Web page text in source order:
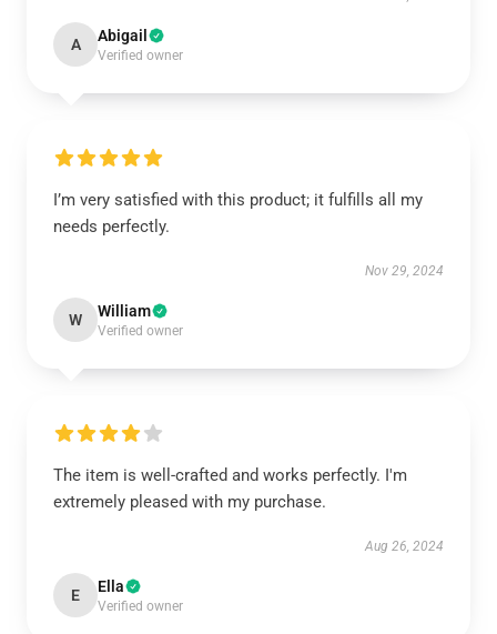
A Abigail
Verified owner
I’m very satisfied with this product; it fulfills all my
needs perfectly.
Nov 29, 2024
W William
Verified owner
The item is well-crafted and works perfectly. I'm
extremely pleased with my purchase.
Aug 26, 2024
E Ella
Verified owner